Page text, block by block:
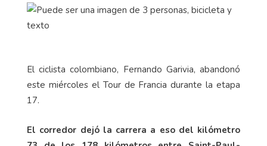
El ciclista colombiano, Fernando Garivia, abandonó
este miércoles el Tour de Francia durante la etapa
17.
El corredor dejó la carrera a eso del kilómetro